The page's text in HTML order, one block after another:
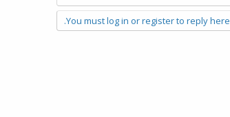
You must log in or register to reply here.